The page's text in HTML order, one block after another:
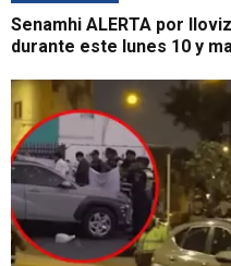
Senamhi ALERTA por
durante este lunes 10 y